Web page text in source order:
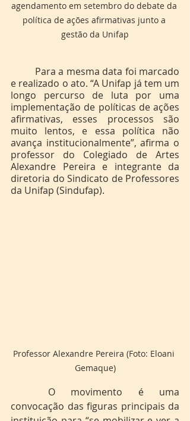
agendamento em setembro do debate da
política de ações afirmativas junto a
gestão da Unifap
e realizado o ato. “A Unifap já tem um
longo percurso de luta por uma
implementação de políticas de ações
afirmativas, esses processos são
muito lentos, e essa política não
avança institucionalmente”, afirma o
professor do Colegiado de Artes
Alexandre Pereira e integrante da
diretoria do Sindicato de Professores
da Unifap (Sindufap).
Professor Alexandre Pereira (Foto: Eloani
Gemaque)
convocação das figuras principais da